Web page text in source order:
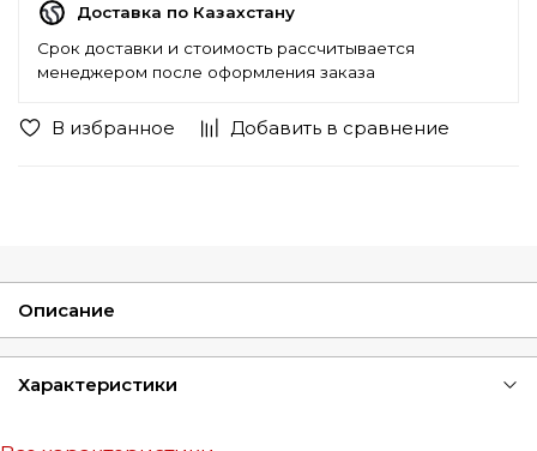
В избранное Добавить в сравнение
Доставка по Казахстану
Срок доставки и стоимость рассчитывается
менеджером после оформления заказа
Описание
Характеристики